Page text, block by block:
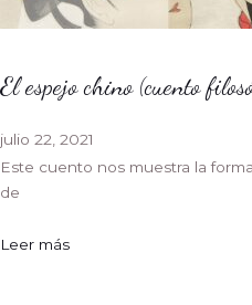
El espejo chino (cuento
julio 22, 2021
Este cuento nos muestra la
de
Leer más